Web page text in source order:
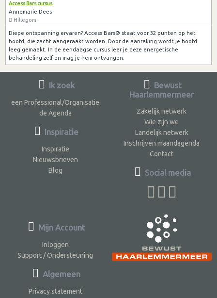
Access Bars cursus
Annemarie Dees
Hillegom
Diepe ontspanning ervaren? Access Bars® staat voor 32 punten op het
hoofd, die zacht aangeraakt worden. Door de aanraking wordt je hoofd
leeg gemaakt. In de eendaagse cursus leer je deze energetische
behandeling zelf en mag je hem ontvangen.
Ik zoek
een Professional/Organisatie
de Agenda
Inspiratie
Inspiratie
Nieuwsbrieven
Blog
Bewust
Haarlemmermeer
Zakelijk netwerk
Wie zijn we
Landelijk netwerk
Inschrijven maandagenda
Contact
Social media
Mijn Account
Inloggen
Support / Ondersteuning
Algemeen
Privacy statement